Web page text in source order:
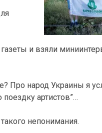
и взяли
Про народ Украины
артистов”…
непонимания.